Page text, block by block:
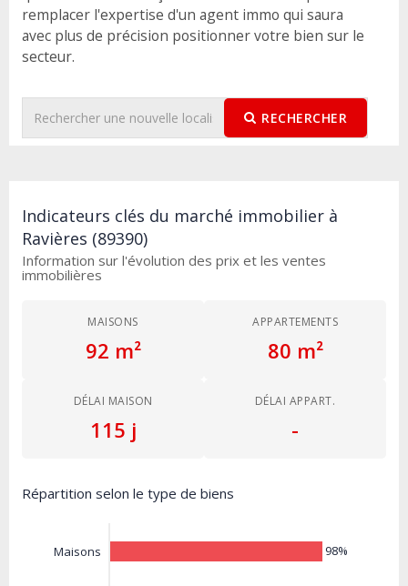
remplacer l'expertise d'un agent immo qui saura
avec plus de précision positionner votre bien sur le
secteur.
RECHERCHER
Indicateurs clés du marché immobilier à
Ravières (89390)
Information sur l'évolution des prix et les ventes
immobilières
MAISONS
92 m²
APPARTEMENTS
80 m²
DÉLAI MAISON
115 j
DÉLAI APPART.
-
Répartition selon le type de biens
Maisons 98%